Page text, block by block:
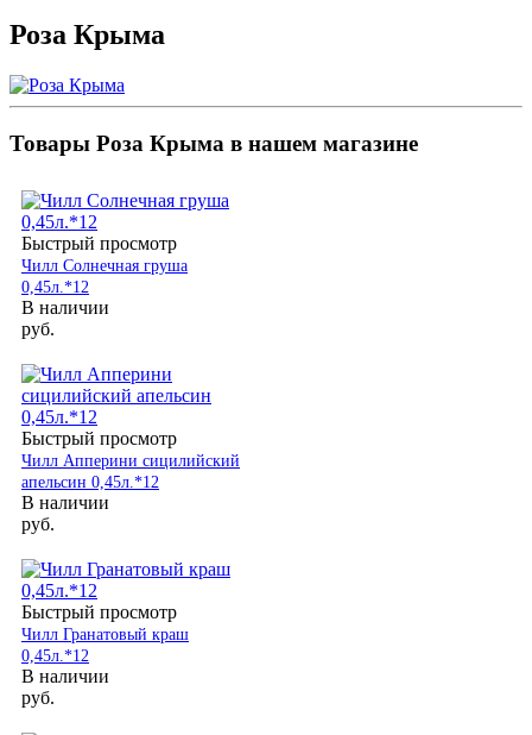
Роза Крыма
Товары Роза Крыма в нашем магазине
Быстрый просмотр
Чилл Солнечная груша
0,45л.*12
В наличии
руб.
Быстрый просмотр
Чилл Апперини сицилийский
апельсин 0,45л.*12
В наличии
руб.
Быстрый просмотр
Чилл Гранатовый краш
0,45л.*12
В наличии
руб.